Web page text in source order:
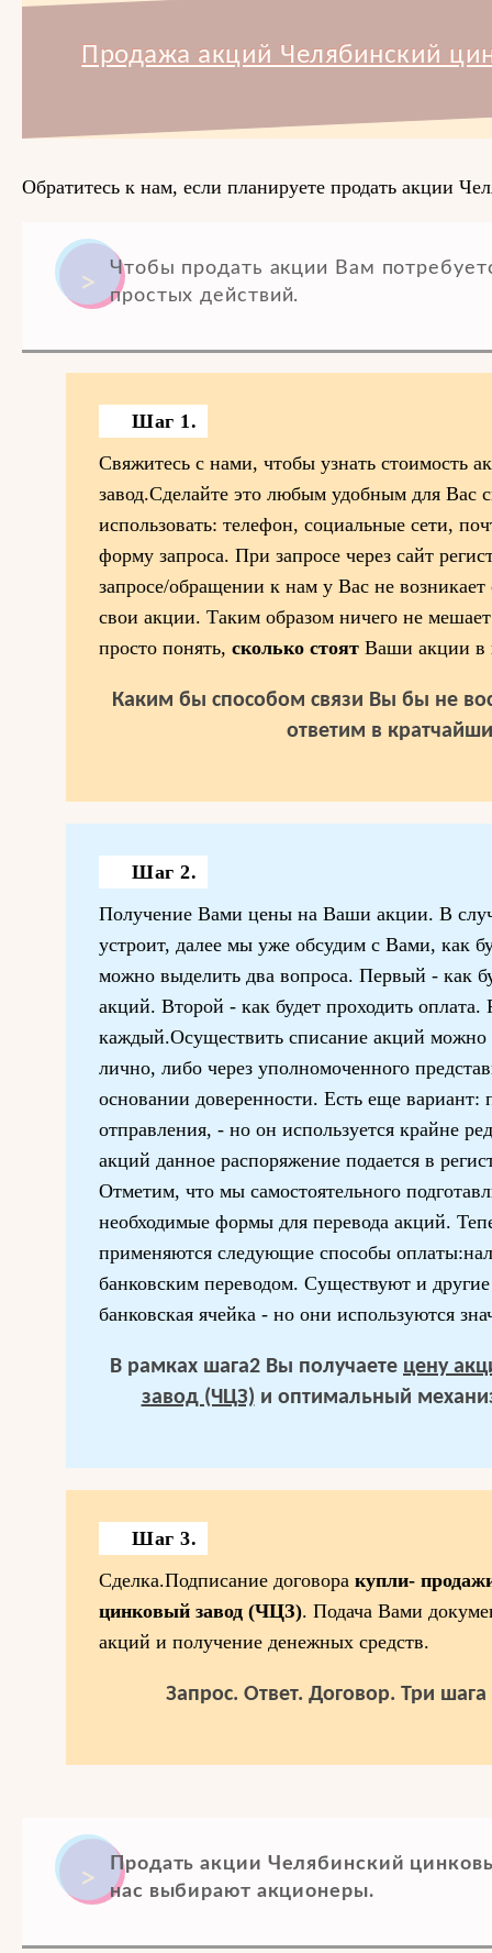
Продажа акций Челябинский
Обратитесь к нам, если планируете продать акции
Чтобы продать акции Вам
простых действий.
Шаг 1.
Свяжитесь с нами, чтобы узнать стоимость
завод.Сделайте это любым удобным для Вас
использовать: телефон, социальные сети,
форму запроса. При запросе через сайт
запросе/обращении к нам у Вас не возникает
свои акции. Таким образом ничего не
просто понять, сколько стоят Ваши акции в
Каким бы способом связи Вы бы не
ответим в
Шаг 2.
Получение Вами цены на Ваши акции. В
устроит, далее мы уже обсудим с Вами, как
можно выделить два вопроса. Первый - как
акций. Второй - как будет проходить оплата.
каждый.Осуществить списание акций можно
лично, либо через уполномоченного
основании доверенности. Есть еще вариант:
отправления, - но он используется крайне
акций данное распоряжение подается в
Отметим, что мы самостоятельного
необходимые формы для перевода акций.
применяются следующие способы
банковским переводом. Существуют и
банковская ячейка - но они используются
В рамках шага2 Вы получаете цену
завод (ЧЦЗ) и оптимальный
Шаг 3.
Сделка.Подписание договора купли-
цинковый завод (ЧЦЗ). Подача Вами
акций и получение денежных средств.
Запрос. Ответ. Договор. Три
Продать акции Челябинский
нас выбирают акционеры.